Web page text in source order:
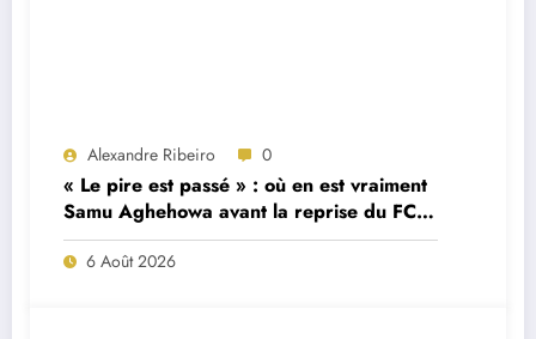
Alexandre Ribeiro 0
« Le pire est passé » : où en est vraiment
Samu Aghehowa avant la reprise du FC
Porto ?
6 Août 2026